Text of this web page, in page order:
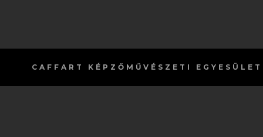
CAFFART KÉPZŐMŰVÉSZETI EGYESÜLET